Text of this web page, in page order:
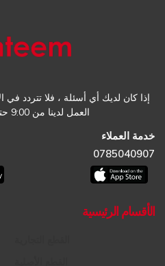
إذا كان لديك أي أسئلة ، فلا تتردد في
العمل لدينا من 9:00 حتي 18:00 من السبت إلى الخميس
خدمة العملاء
0785040907
الأقسام الرئيسية